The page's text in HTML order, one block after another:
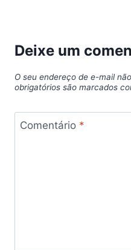
Deixe um
O seu endereço de e-mail
obrigatórios são marcados
Comentário *